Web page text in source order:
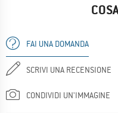
FAI UNA DOMANDA
SCRIVI UNA RECENSIONE
CONDIVIDI UN'IMMAGINE